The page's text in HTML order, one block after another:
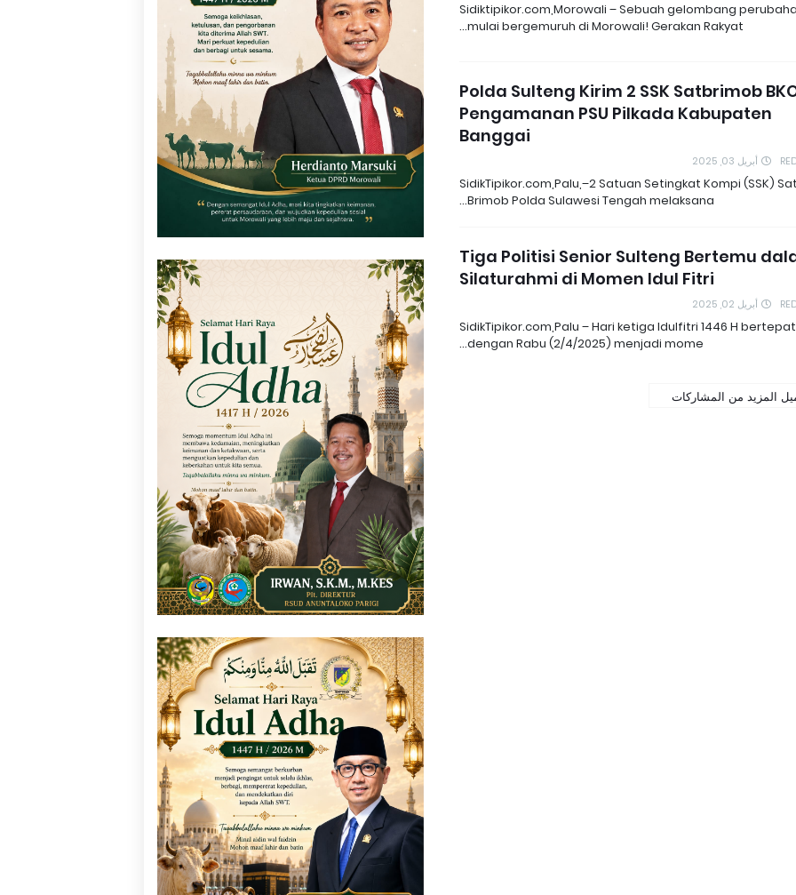
Sidiktipikor.com,Morowali – Sebuah gelombang
mulai bergemuruh di Morowali! Gerakan Rakyat…
Polda Sulteng Kirim 2 SSK Satbrimob
Pengamanan PSU Pilkada Kabupaten
Banggai
أبريل 03, 2025
SidikTipikor.com,Palu,–2 Satuan Setingkat Kompi (SSK)
Brimob Polda Sulawesi Tengah melaksana…
Tiga Politisi Senior Sulteng Bertemu
Silaturahmi di Momen Idul Fitri
أبريل 02, 2025
SidikTipikor.com,Palu – Hari ketiga Idulfitri 1446 H
dengan Rabu (2/4/2025) menjadi mome…
المزيد من المشاركات